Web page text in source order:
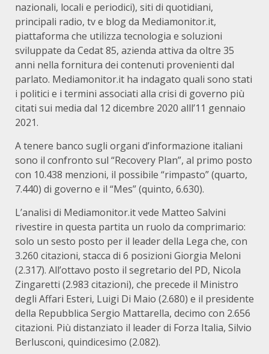
nazionali, locali e periodici), siti di quotidiani,
principali radio, tv e blog da Mediamonitor.it,
piattaforma che utilizza tecnologia e soluzioni
sviluppate da Cedat 85, azienda attiva da oltre 35
anni nella fornitura dei contenuti provenienti dal
parlato. Mediamonitor.it ha indagato quali sono stati
i politici e i termini associati alla crisi di governo più
citati sui media dal 12 dicembre 2020 alll’11 gennaio
2021.
A tenere banco sugli organi d’informazione italiani
sono il confronto sul “Recovery Plan”, al primo posto
con 10.438 menzioni, il possibile “rimpasto” (quarto,
7.440) di governo e il “Mes” (quinto, 6.630).
L’analisi di Mediamonitor.it vede Matteo Salvini
rivestire in questa partita un ruolo da comprimario:
solo un sesto posto per il leader della Lega che, con
3.260 citazioni, stacca di 6 posizioni Giorgia Meloni
(2.317). All’ottavo posto il segretario del PD, Nicola
Zingaretti (2.983 citazioni), che precede il Ministro
degli Affari Esteri, Luigi Di Maio (2.680) e il presidente
della Repubblica Sergio Mattarella, decimo con 2.656
citazioni. Più distanziato il leader di Forza Italia, Silvio
Berlusconi, quindicesimo (2.082).